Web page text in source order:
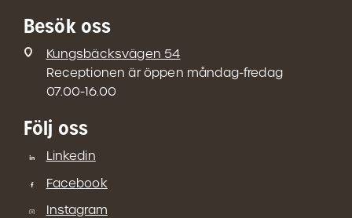
Besök oss
Kungsbäcksvägen 54
Receptionen är öppen måndag-fredag
07.00-16.00
Följ oss
Linkedin
Facebook
Instagram